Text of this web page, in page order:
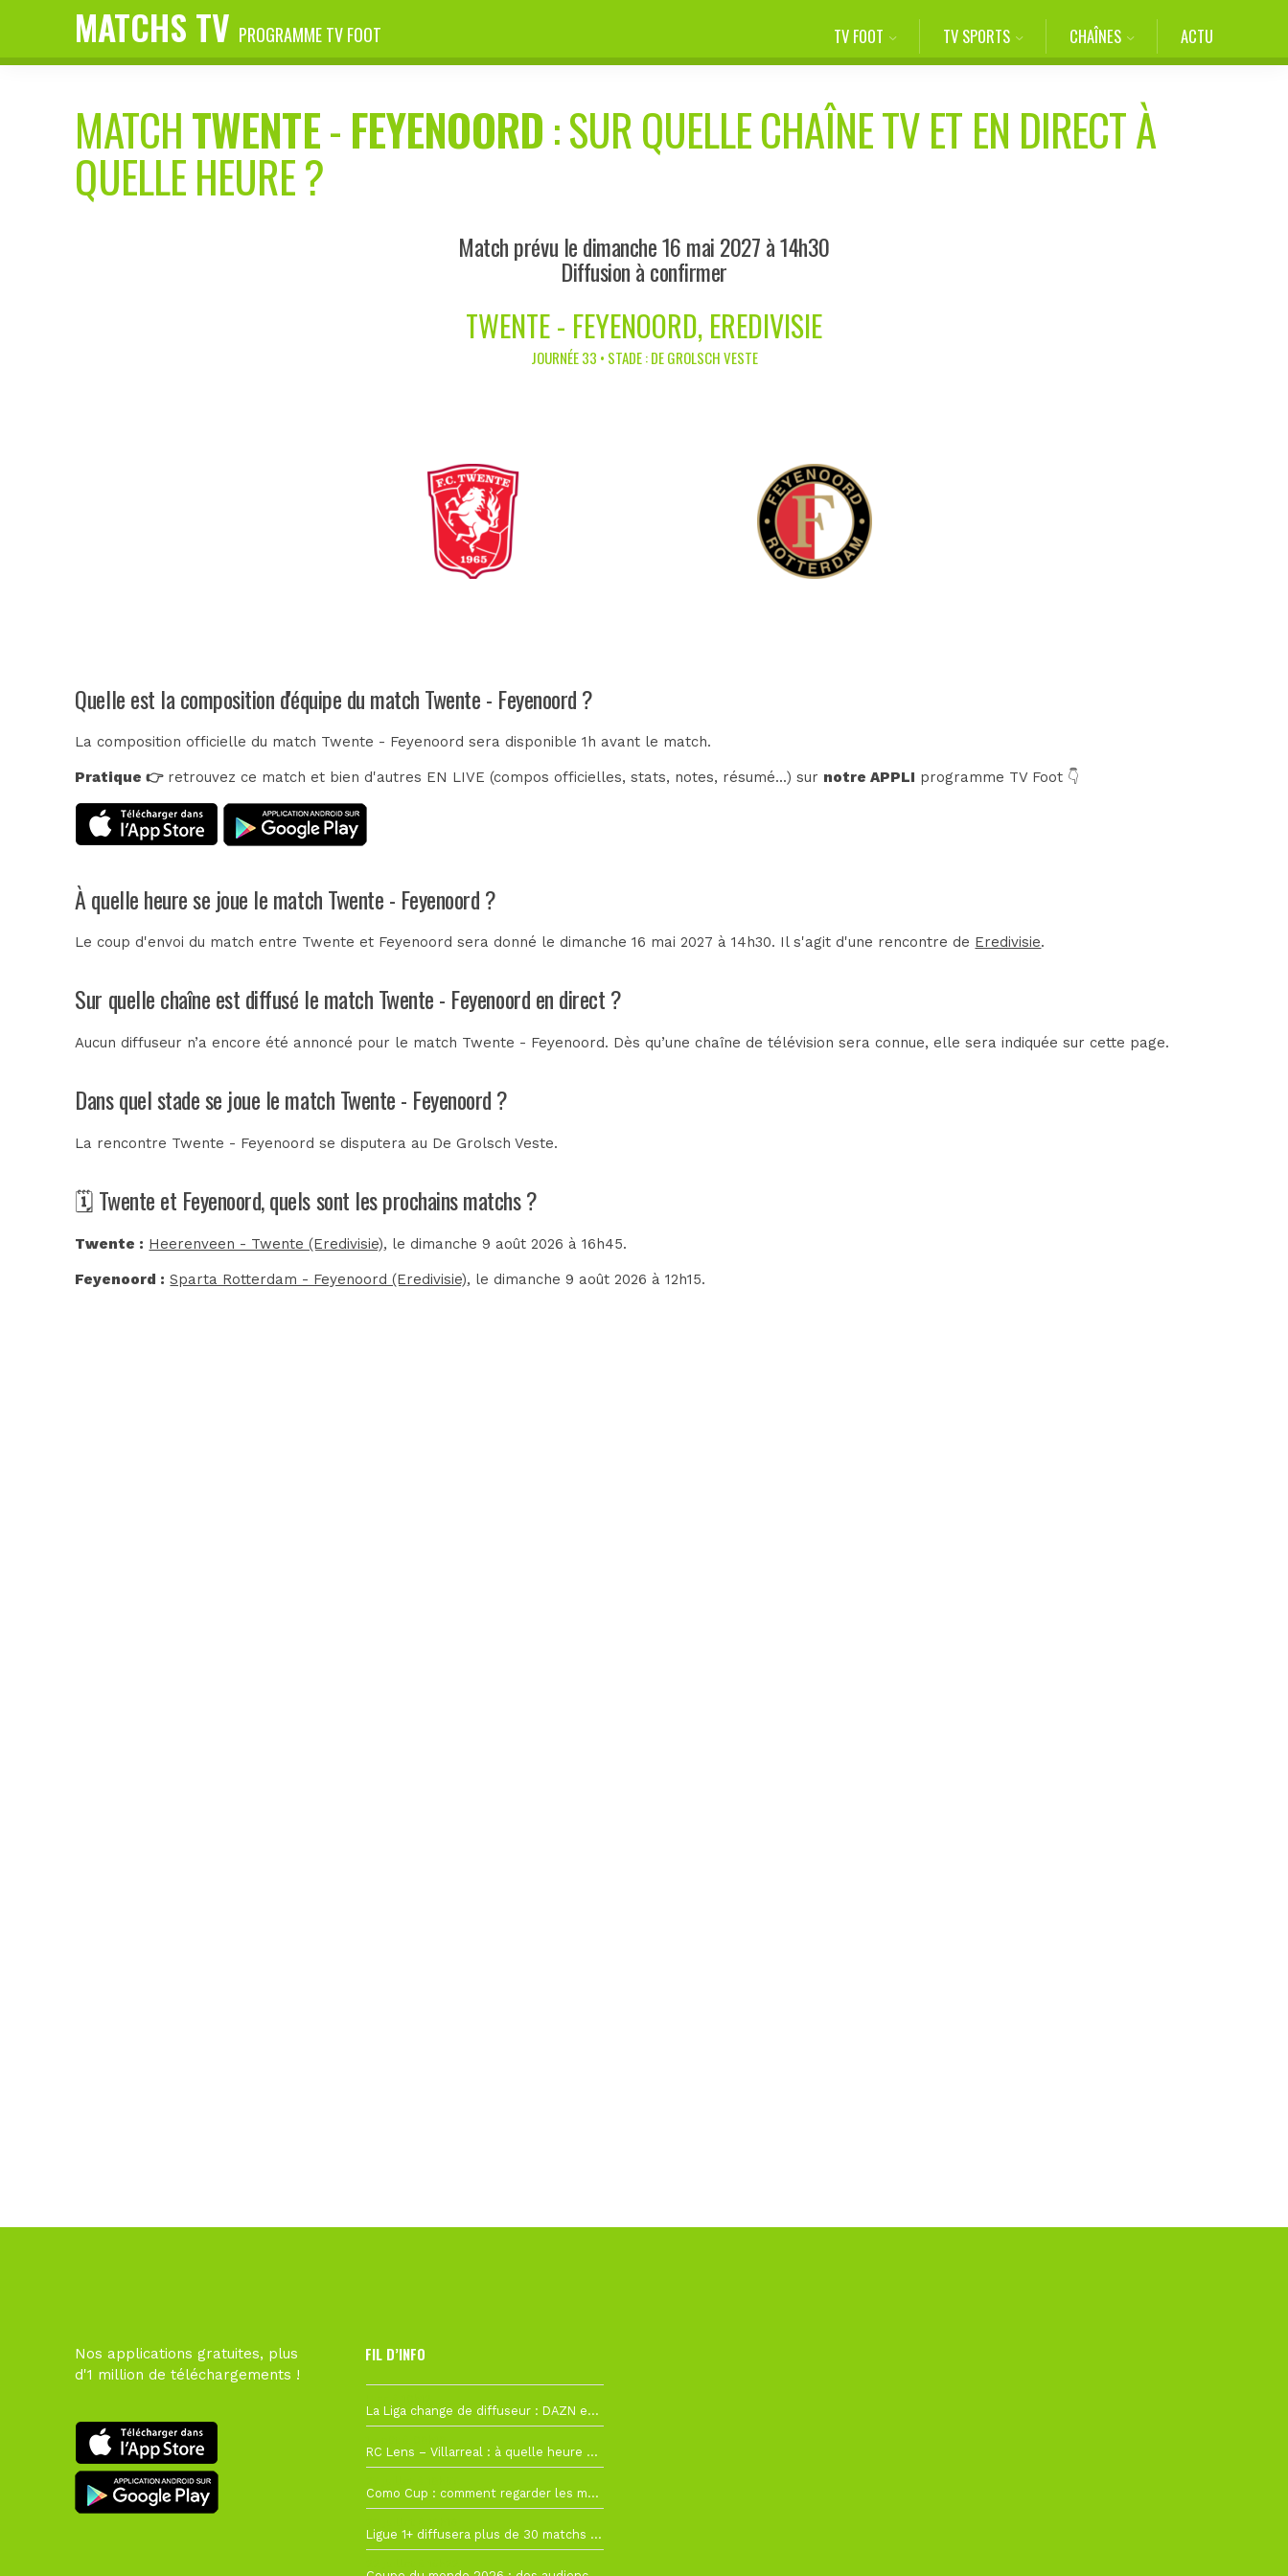
MATCHS TV PROGRAMME TV FOOT TV FOOT TV SPORTS CHAÎNES ACTU
MATCHTWENTE-FEYENOORD: SUR QUELLE CHAÎNE TV ET EN DIRECT À
QUELLE HEURE ?
Match prévu le dimanche 16 mai 2027 à 14h30
Diffusion à confirmer
TWENTE - FEYENOORD, EREDIVISIE
JOURNÉE 33 • STADE : DE GROLSCH VESTE
Quelle est la composition d'équipe du match Twente - Feyenoord ?
La composition officielle du match Twente - Feyenoord sera disponible 1h avant le match.
Pratique 👉retrouvez ce match et bien d'autres EN LIVE (compos officielles, stats, notes, résumé...) sur notre APPLI programme TV Foot 👇
À quelle heure se joue le match Twente - Feyenoord ?
Le coup d'envoi du match entre Twente et Feyenoord sera donné le dimanche 16 mai 2027 à 14h30. Il s'agit d'une rencontre de Eredivisie.
Sur quelle chaîne est diffusé le match Twente - Feyenoord en direct ?
Aucun diffuseur n’a encore été annoncé pour le match Twente - Feyenoord. Dès qu’une chaîne de télévision sera connue, elle sera indiquée sur cette page.
Dans quel stade se joue le match Twente - Feyenoord ?
La rencontre Twente - Feyenoord se disputera au De Grolsch Veste.
🗓️ Twente et Feyenoord, quels sont les prochains matchs ?
Twente : Heerenveen - Twente (Eredivisie), le dimanche 9 août 2026 à 16h45.
Feyenoord : Sparta Rotterdam - Feyenoord (Eredivisie), le dimanche 9 août 2026 à 12h15.
Nos applications gratuites, plus
d'1 million de téléchargements !
FIL D’INFO
La Liga change de diffuseur : DAZN et Disney+ remplacent beIN Sports !
RC Lens – Villarreal : à quelle heure et sur quelle chaîne voir la finale de la Como Cup ?
Como Cup : comment regarder les matchs du RC Lens en direct ?
Ligue 1+ diffusera plus de 30 matchs amicaux avant la reprise de la Ligue 1